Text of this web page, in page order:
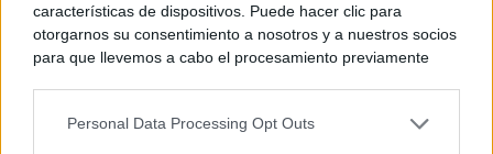
características de dispositivos. Puede hacer clic para
otorgarnos su consentimiento a nosotros y a nuestros socios
para que llevemos a cabo el procesamiento previamente
negar su consentimiento. Tenga en cuenta que algún
Personal Data Processing Opt Outs